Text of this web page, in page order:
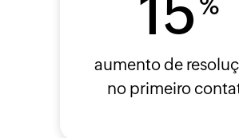
15
aumento de
no primeiro